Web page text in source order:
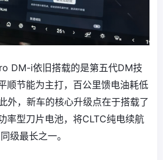
DM-i依旧搭载的是第五代DM技
顺节能为主打，百公里馈电油耗低
外，新车的核心升级点在于搭载了
率型刀片电池，将CLTC纯电续航
级最长之一。